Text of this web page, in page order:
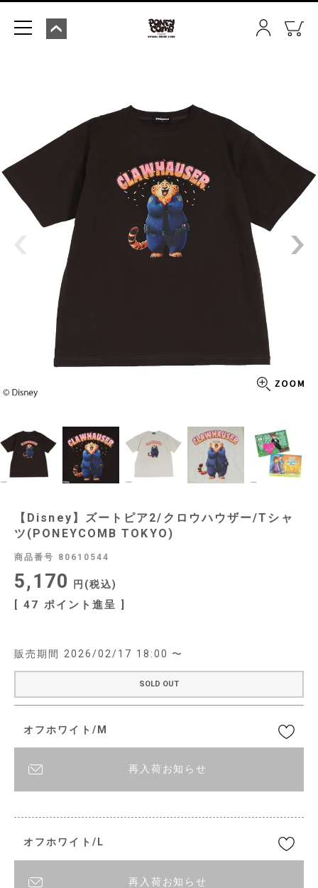
【Disney】ズートピア2/クロウハウザー/Tシャ
ツ(PONEYCOMB TOKYO)
商品番号 80610544
5,170 税込
[ 47 ポイント進呈 ]
販売期間 2026/02/17 18:00 〜
SOLD OUT
オフホワイト/M
再入荷お知らせ
オフホワイト/L
再入荷お知らせ